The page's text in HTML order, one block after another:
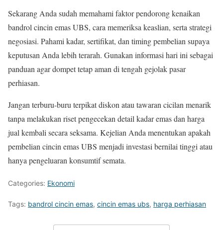
Sekarang Anda sudah memahami faktor pendorong kenaikan
bandrol cincin emas UBS, cara memeriksa keaslian, serta strategi
negosiasi. Pahami kadar, sertifikat, dan timing pembelian supaya
keputusan Anda lebih terarah. Gunakan informasi hari ini sebagai
panduan agar dompet tetap aman di tengah gejolak pasar
perhiasan.
Jangan terburu-buru terpikat diskon atau tawaran cicilan menarik
tanpa melakukan riset pengecekan detail kadar emas dan harga
jual kembali secara seksama. Kejelian Anda menentukan apakah
pembelian cincin emas UBS menjadi investasi bernilai tinggi atau
hanya pengeluaran konsumtif semata.
Categories: Ekonomi
Tags: bandrol cincin emas, cincin emas ubs, harga perhiasan